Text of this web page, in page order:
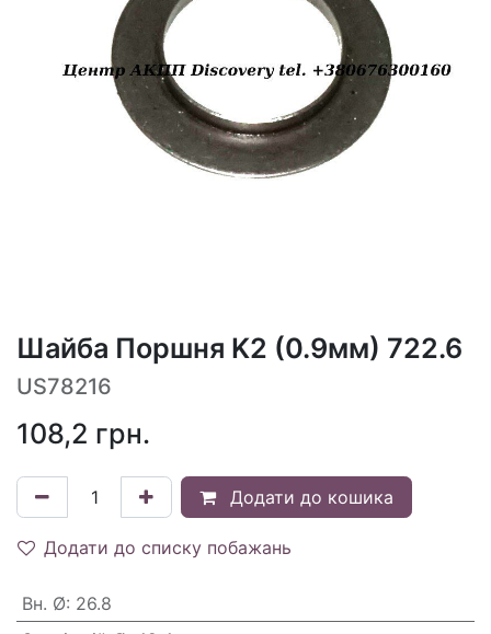
Шайба Поршня K2 (0.9мм) 722.6
US78216
108,2 грн.
Додати до кошика
Додати до списку побажань
Вн. Ø: 26.8